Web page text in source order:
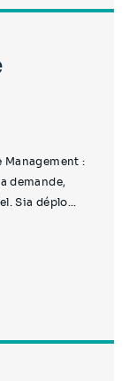
Management :
demande,
Sia déplo...